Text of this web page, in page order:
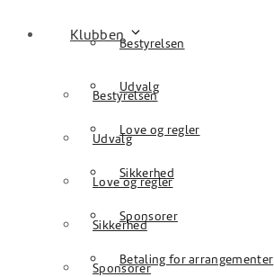
Bestyrelsen
Udvalg
Love og regler
Sikkerhed
Sponsorer
Betaling for arrangementer
Klubben
Bestyrelsen
Udvalg
Love og regler
Sikkerhed
Sponsorer